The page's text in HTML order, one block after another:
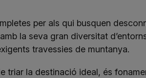
per als qui busquen
la seva gran diversitat
travessies de muntanya.
triar la destinació ideal, és